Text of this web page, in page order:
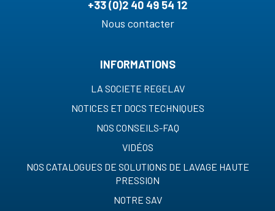
+33 (0)2 40 49 54 12
Nous contacter
INFORMATIONS
LA SOCIETE REGELAV
NOTICES ET DOCS TECHNIQUES
NOS CONSEILS-FAQ
VIDÉOS
NOS CATALOGUES DE SOLUTIONS DE LAVAGE HAUTE
PRESSION
NOTRE SAV